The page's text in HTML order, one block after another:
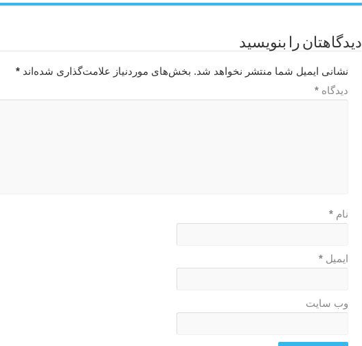
دیدگاهتان را بنویسید
نشانی ایمیل شما منتشر نخواهد شد. بخش‌های موردنیاز علامت‌گذاری شده‌اند*
دیدگاه*
نام*
ایمیل*
وب‌ سایت